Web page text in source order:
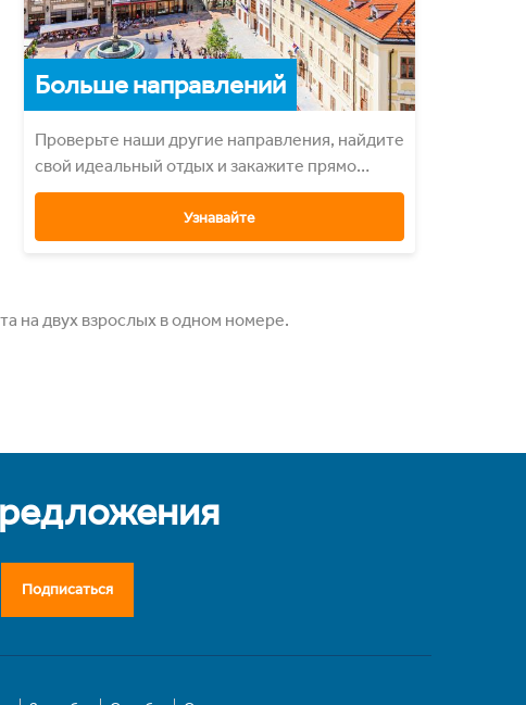
Больше направлений
Проверьте наши другие направления, найдите
свой идеальный отдых и закажите прямо
сейчас.
Узнавайте
на двух взрослых в одном номере.
Подписаться